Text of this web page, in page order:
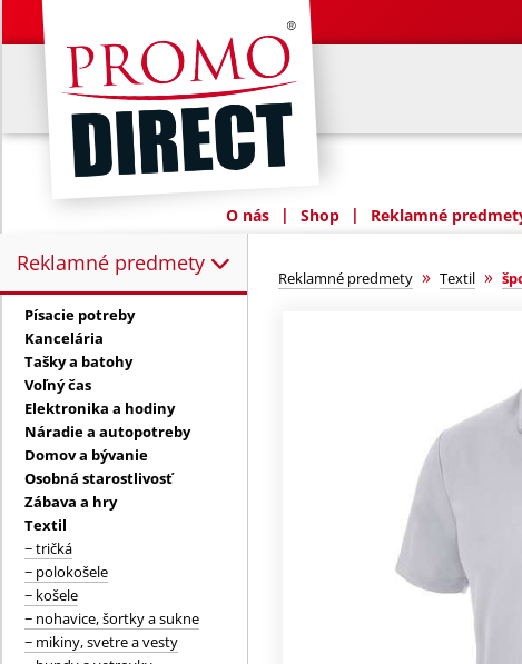
O nás | Shop | Reklamné
Reklamné predmety
Reklamné predmety:
Písacie potreby
Kancelária
Tašky a batohy
Voľný čas
Elektronika a hodiny
Náradie a autopotreby
Domov a bývanie
Osobná starostlivosť
Zábava a hry
Textil
− tričká
− polokošele
− košele
− nohavice, šortky a sukne
− mikiny, svetre a vesty
Reklamné predmety » Textil »